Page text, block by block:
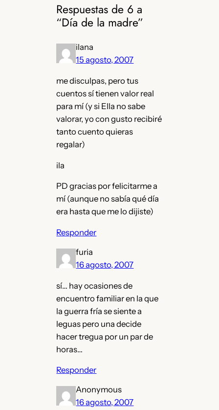
Respuestas de 6 a
“Día de la madre”
ilana
15 agosto, 2007
me disculpas, pero tus
cuentos sí tienen valor real
para mí (y si Ella no sabe
valorar, yo con gusto recibiré
tanto cuento quieras
regalar)
ila
PD gracias por felicitarme a
mí (aunque no sabía qué día
era hasta que me lo dijiste)
Responder
furia
16 agosto, 2007
sí… hay ocasiones de
encuentro familiar en la que
la guerra fría se siente a
leguas pero una decide
hacer tregua por un par de
horas…
Responder
Anonymous
16 agosto, 2007